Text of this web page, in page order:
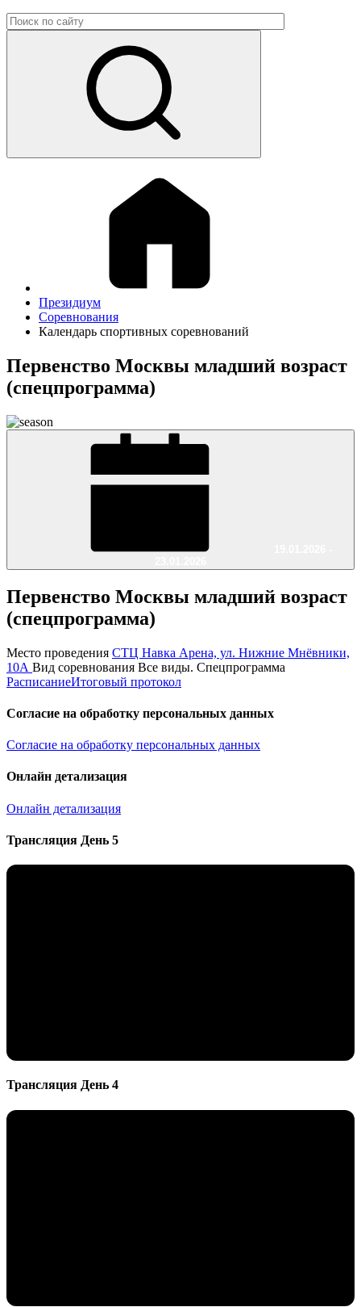
Президиум
Соревнования
Календарь спортивных соревнований
Первенство Москвы младший возраст
(спецпрограмма)
Первенство Москвы младший возраст
(спецпрограмма)
Место проведения СТЦ Навка Арена, ул. Нижние Мнёвники,
10А Вид соревнования Все виды. Спецпрограмма
РасписаниеИтоговый протокол
Согласие на обработку персональных данных
Согласие на обработку персональных данных
Онлайн детализация
Онлайн детализация
Трансляция День 5
Трансляция День 4